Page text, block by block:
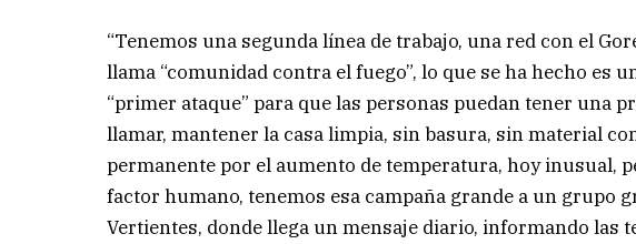
“Tenemos una segunda línea de trabajo, una red con el
llama “comunidad contra el fuego”, lo que se ha hecho es
“primer ataque” para que las personas puedan tener una
llamar, mantener la casa limpia, sin basura, sin material
permanente por el aumento de temperatura, hoy inusual,
factor humano, tenemos esa campaña grande a un grupo
Vertientes, donde llega un mensaje diario, informando las